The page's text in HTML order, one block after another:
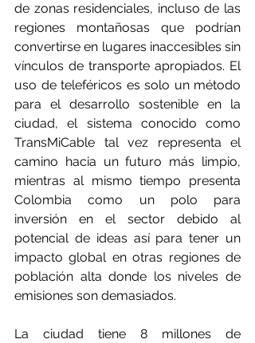
de zonas residenciales, incluso de las
regiones montañosas que podrían
convertirse en lugares inaccesibles sin
vínculos de transporte apropiados. El
uso de teleféricos es solo un método
para el desarrollo sostenible en la
ciudad, el sistema conocido como
TransMiCable tal vez representa el
camino hacia un futuro más limpio,
mientras al mismo tiempo presenta
Colombia como un polo para
inversión en el sector debido al
potencial de ideas así para tener un
impacto global en otras regiones de
población alta donde los niveles de
emisiones son demasiados.
La ciudad tiene 8 millones de